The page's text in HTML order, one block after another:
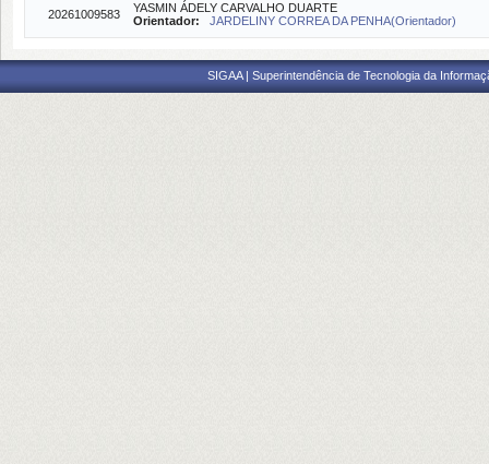
20261009583
YASMIN ÁDELY CARVALHO DUARTE
Orientador:
JARDELINY CORREA DA PENHA(Orientador)
SIGAA | Superintendência de Tecnologia da